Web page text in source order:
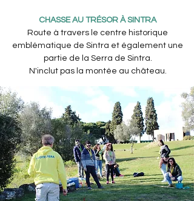
CHASSE AU TRÉSOR À SINTRA
Route à travers le centre historique
emblématique de Sintra et également une
partie de la Serra de Sintra.
N'inclut pas la montée au château.